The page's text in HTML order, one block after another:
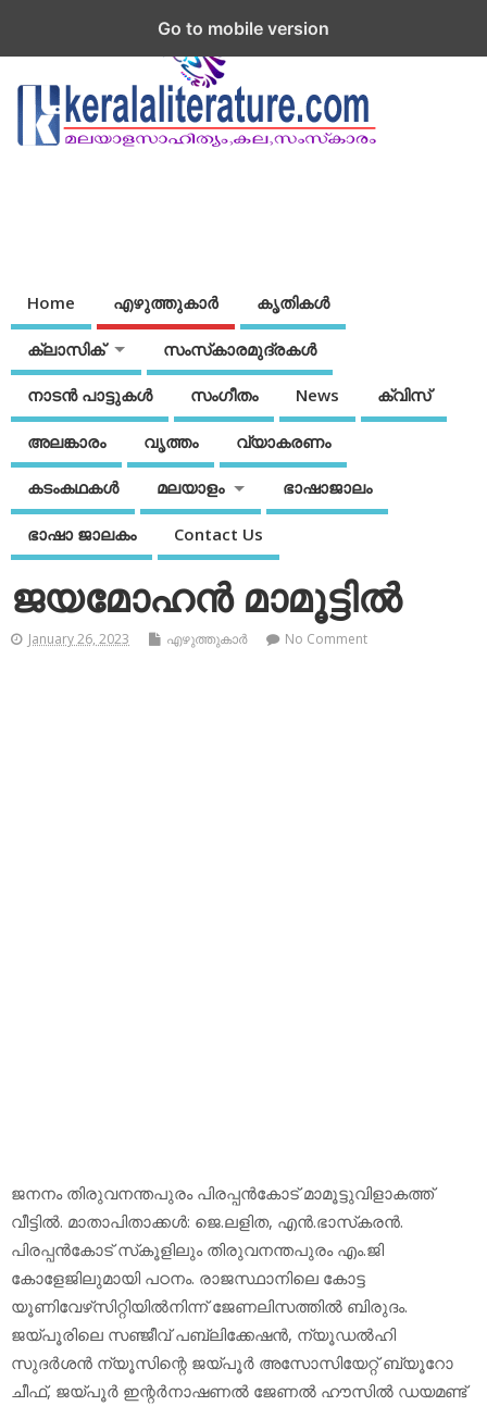
Home എഴുത്തുകാര്‍ കൃതികൾ
ക്ലാസിക് സംസ്‌കാരമുദ്രകള്‍
നാടന്‍ പാട്ടുകള്‍ സംഗീതം News ക്വിസ്
അലങ്കാരം വൃത്തം വ്യാകരണം
കടംകഥകള്‍ മലയാളം ഭാഷാജാലം
ഭാഷാ ജാലകം Contact Us
ജയമോഹന്‍ മാമൂട്ടില്‍
January 26, 2023 എഴുത്തുകാര്‍ No Comment
ജനനം തിരുവനന്തപുരം പിരപ്പന്‍കോട് മാമൂട്ടുവിളാകത്ത്
വീട്ടില്‍. മാതാപിതാക്കള്‍: ജെ.ലളിത, എന്‍.ഭാസ്‌കരന്‍.
പിരപ്പന്‍കോട് സ്‌കൂളിലും തിരുവനന്തപുരം എം.ജി
കോളേജിലുമായി പഠനം. രാജസ്ഥാനിലെ കോട്ട
യൂണിവേഴ്‌സിറ്റിയില്‍നിന്ന് ജേണലിസത്തില്‍ ബിരുദം.
ജയ്പൂരിലെ സഞ്ജീവ് പബ്ലിക്കേഷന്‍, ന്യൂഡല്‍ഹി
സുദര്‍ശന്‍ ന്യൂസിന്റെ ജയ്പൂര്‍ അസോസിയേറ്റ് ബ്യൂറോ
ചീഫ്, ജയ്പൂര്‍ ഇന്റര്‍നാഷണല്‍ ജേണല്‍ ഹൗസില്‍ ഡയമണ്ട്
Go to mobile version